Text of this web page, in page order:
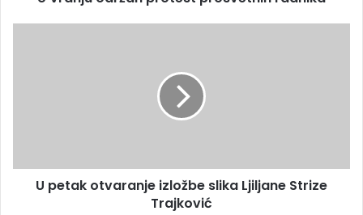
U petak otvaranje izložbe slika Ljiljane Strize
Trajković